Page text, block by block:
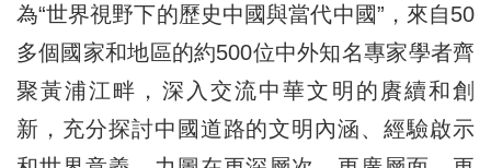
為“世界視野下的歷史中國與當代中國”，來自50
多個國家和地區的約500位中外知名專家學者齊
聚黃浦江畔，深入交流中華文明的賡續和創
新，充分探討中國道路的文明內涵、經驗啟示